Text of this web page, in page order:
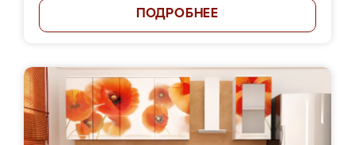
ПОДРОБНЕЕ